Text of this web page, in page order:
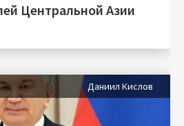
Центральной Азии
Даниил Кислов